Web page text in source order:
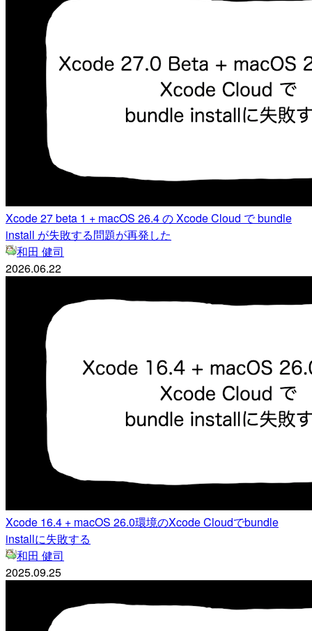
Xcode 27 beta 1 + macOS 26.4 の Xcode Cloud で bundle
install が失敗する問題が再発した
和田 健司
2026.06.22
Xcode 16.4 + macOS 26.0環境のXcode Cloudでbundle
installに失敗する
和田 健司
2025.09.25